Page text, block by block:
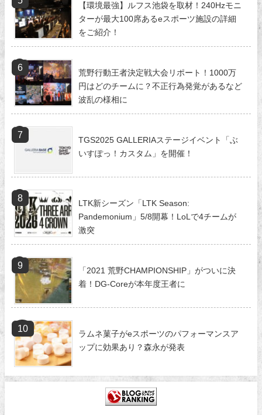
【環境最強】ルフス池袋を取材！240Hzモニ
ターが最大100席あるeスポーツ施設の詳細
をご紹介！
荒野行動王者決定戦大会リポート！1000万
円はどのチームに？不正行為発覚があるなど
波乱の様相に
TGS2025 GALLERIAステージイベント「ぶ
いすぽっ！カスタム」を開催！
LTK新シーズン「LTK Season:
Pandemonium」5/8開幕！LoLで4チームが
激突
「2021 荒野CHAMPIONSHIP」がついに決
着！DG-Coreが本年度王者に
ラムネ菓子がeスポーツのパフォーマンスア
ップに効果あり？森永が発表